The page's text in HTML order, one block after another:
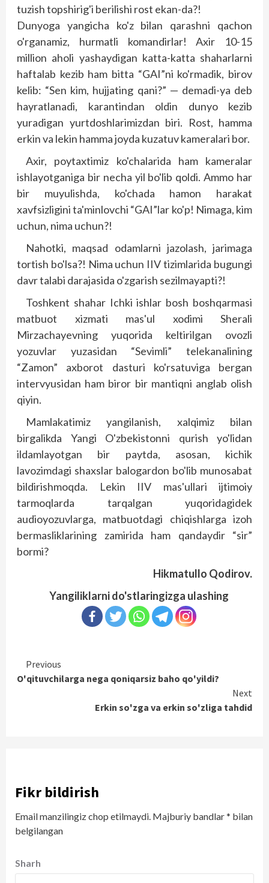
tuzish topshirig'i berilishi rost ekan-da?!
Dunyoga yangicha ko'z bilan qarashni qachon
o'rganamiz, hurmatli komandirlar! Axir 10-15
million aholi yashaydigan katta-katta shaharlarni
haftalab kezib ham bitta “GAI”ni ko'rmadik, birov
kelib: “Sen kim, hujjating qani?” — demadi-ya deb
hayratlanadi, karantindan oldin dunyo kezib
yuradigan yurtdoshlarimizdan biri. Rost, hamma
erkin va lekin hamma joyda kuzatuv kameralari bor.
Axir, poytaxtimiz ko'chalarida ham kameralar
ishlayotganiga bir necha yil bo'lib qoldi. Ammo har
bir muyulishda, ko'chada hamon harakat
xavfsizligini ta'minlovchi “GAI”lar ko'p! Nimaga, kim
uchun, nima uchun?!
Nahotki, maqsad odamlarni jazolash, jarimaga
tortish bo'lsa?! Nima uchun IIV tizimlarida bugungi
davr talabi darajasida o'zgarish sezilmayapti?!
Toshkent shahar Ichki ishlar bosh boshqarmasi
matbuot xizmati mas'ul xodimi Sherali
Mirzachayevning yuqorida keltirilgan ovozli
yozuvlar yuzasidan “Sevimli” telekanalining
“Zamon” axborot dasturi ko'rsatuviga bergan
intervyusidan ham biror bir mantiqni anglab olish
qiyin.
Mamlakatimiz yangilanish, xalqimiz bilan
birgalikda Yangi O'zbekistonni qurish yo'lidan
ildamlayotgan bir paytda, asosan, kichik
lavozimdagi shaxslar balogardon bo'lib munosabat
bildirishmoqda. Lekin IIV mas'ullari ijtimoiy
tarmoqlarda tarqalgan yuqoridagidek
audioyozuvlarga, matbuotdagi chiqishlarga izoh
bermasliklarining zamirida ham qandaydir “sir”
bormi?
Hikmatullo Qodirov.
Yangiliklarni do'stlaringizga ulashing
Continue
Reading
Previous
O'qituvchilarga nega qoniqarsiz baho qo'yildi?
Next
Erkin so'zga va erkin so'zliga tahdid
Fikr bildirish
Email manzilingiz chop etilmaydi. Majburiy bandlar* bilan
belgilangan
Sharh